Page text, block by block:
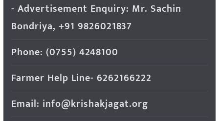
- Advertisement Enquiry: Mr. Sachin
Bondriya, +91 9826021837
Phone: (0755) 4248100
Farmer Help Line- 6262166222
Email: info@krishakjagat.org